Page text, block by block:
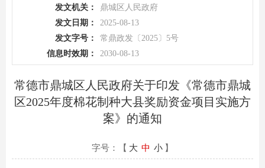
发文机关：
鼎城区人民政府
发文日期：
2025-08-13
发文字号：
常鼎政发〔2025〕5号
信息时效期：
2030-08-13
常德市鼎城区人民政府关于印发《常德市鼎城
区2025年度棉花制种大县奖励资金项目实施方
案》的通知
字号：【 大 中 小 】